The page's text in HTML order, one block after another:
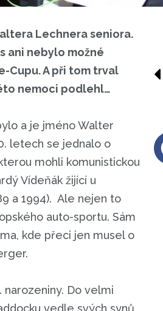
Lechnera seniora.
ani nebylo možné
Cupu. A při tom trval
nemoci podlehl…
a je jméno Walter
letech se jednalo o
mohli komunistickou
Vídeňák žijící u
a 1994). Ale nejen to
auto-sportu. Sám
kde přeci jen musel o
narozeniny. Do velmi
vedle svých synů